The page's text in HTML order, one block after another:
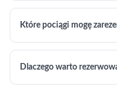
Które pociągi mogę
Dlaczego warto